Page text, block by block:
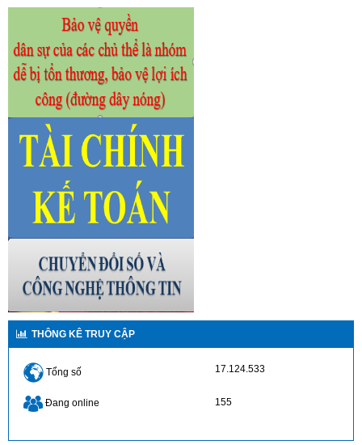
THÔNG KÊ TRUY CẬP
Tổng số 17.124.533
Đang online 155